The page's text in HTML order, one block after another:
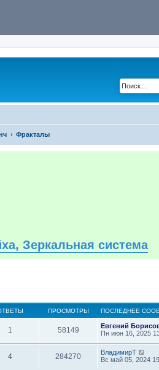
Фракталы
Зеркальная система
ПРОСМОТРЫ ПОСЛЕДНЕЕ
1 58149
Евгений
Пн июн 16, 2025
4 284270
ВладимирТ
Вс май 05, 2024